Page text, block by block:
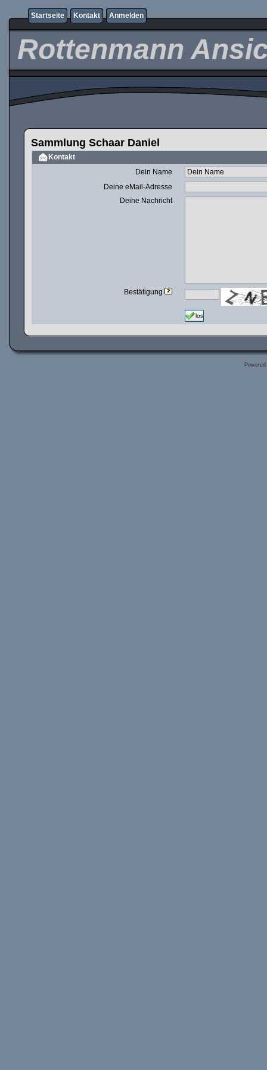
Startseite Kontakt Anmelden
Rottenmann
Sammlung Schaar Daniel
Kontakt
Dein Name
Deine eMail-Adresse
Deine Nachricht
Bestätigung
los